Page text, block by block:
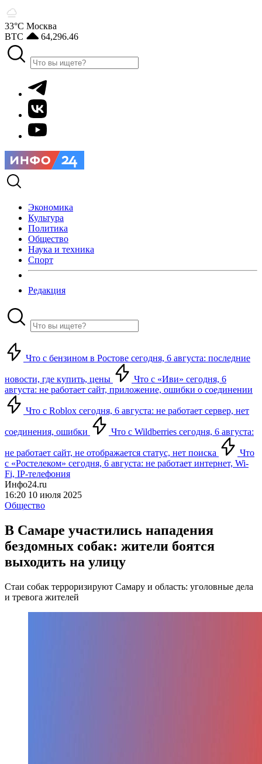
33°С Москва
BTC
64,296.46
Экономика
Культура
Политика
Общество
Наука и техника
Спорт
Редакция
Что с бензином в Ростове сегодня, 6 августа: последние
новости, где купить, цены
Что с «Иви» сегодня, 6
августа: не работает сайт, приложение, ошибки о соединении
Что с Roblox сегодня, 6 августа: не работает сервер, нет
соединения, ошибки Что с Wildberries сегодня, 6 августа:
не работает сайт, не отображается статус, нет поиска
Что
с «Ростелеком» сегодня, 6 августа: не работает интернет, Wi-
Fi, IP-телефония
Инфо24.ru
16:20 10 июля 2025
Общество
В Самаре участились нападения
бездомных собак: жители боятся
выходить на улицу
Стаи собак терроризируют Самару и область: уголовные дела
и тревога жителей